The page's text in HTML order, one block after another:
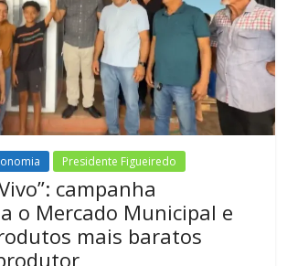
Presidente Figueiredo
campanha
o Mercado Municipal e
mais baratos